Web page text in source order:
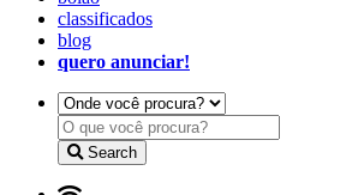
classificados
blog
quero anunciar!
Search